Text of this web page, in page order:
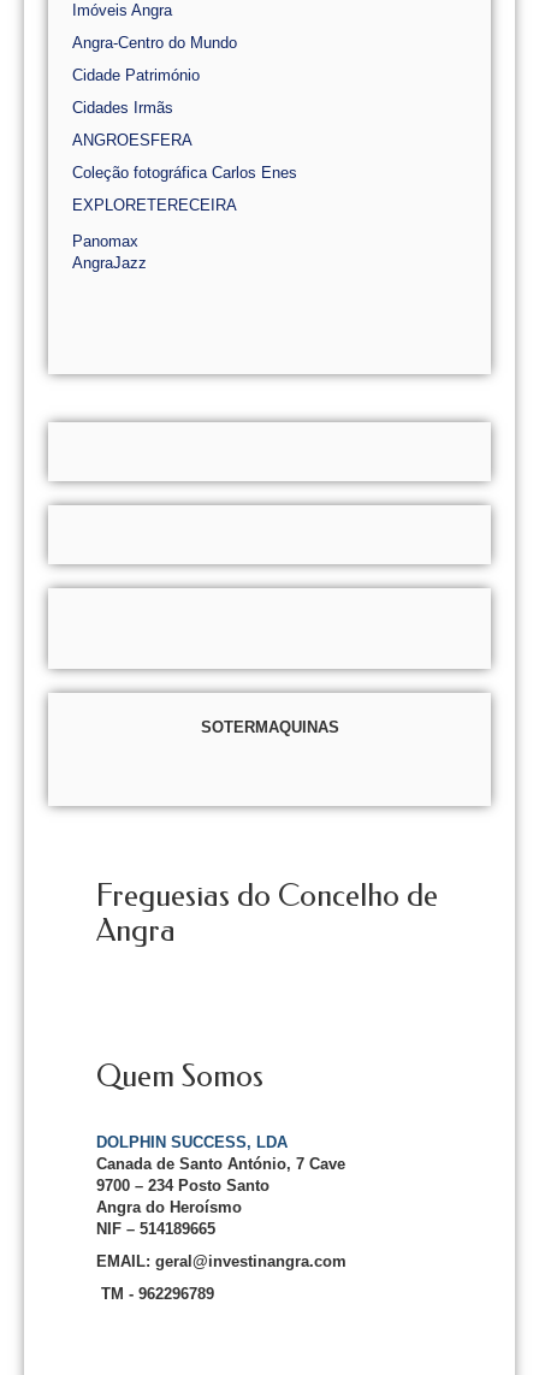
Imóveis Angra
Angra-Centro do Mundo
Cidade Património
Cidades Irmãs
ANGROESFERA
Coleção fotográfica Carlos Enes
EXPLORETERECEIRA
Panomax
AngraJazz
SOTERMAQUINAS
Freguesias do Concelho de
Angra
Quem Somos
DOLPHIN SUCCESS, LDA
Canada de Santo António, 7 Cave
9700 – 234 Posto Santo
Angra do Heroísmo
NIF – 514189665
EMAIL: geral@investinangra.com
TM - 962296789